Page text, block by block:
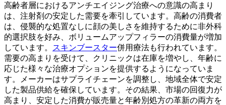
高齢者層におけるアンチエイジング治療への意識の高まり
は、注射剤の安定した需要を牽引しています。高齢の消費者
は、侵襲的な処置なしに顔の美しさを維持するために非外科
的選択肢を好み、ボリュームアップフィラーの消費量が増加
しています。
スキンブースター併用療法も行われています。
需要の高まりを受けて、クリニックは在庫を増やし、年齢に
応じた様々な治療オプションを提供するようになっていま
す。メーカーはサプライチェーンを調整し、地域全体で安定
した製品供給を確保しています。その結果、市場の回復力が
高まり、安定した消費が販売量と年齢別処方の革新の両方を